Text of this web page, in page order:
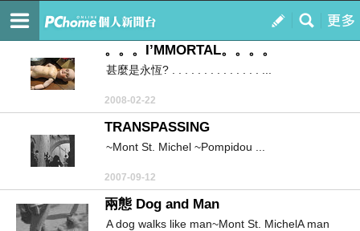
我的
訂閱
2312 Ravine St.
。。。I’MMORTAL。。。。
甚麼是永恆? . . . . . . . . . . . . . . ...
2008-02-22
TRANSPASSING
~Mont St. Michel ~Pompidou ...
2007-09-12
兩態 Dog and Man
A dog walks like man~Mont St. MichelA man